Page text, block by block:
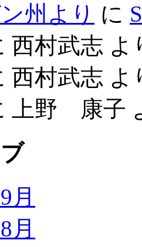
州より に
西村武志 よ
西村武志 よ
上野 康子
月
月